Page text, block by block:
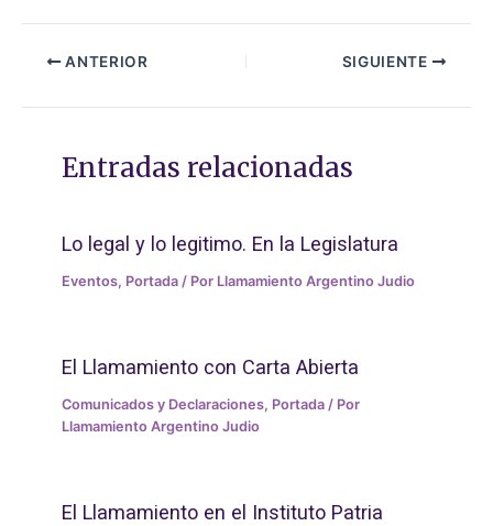
ANTERIOR SIGUIENTE
Entradas relacionadas
Lo legal y lo legitimo. En la Legislatura
Eventos, Portada / Por Llamamiento Argentino Judio
El Llamamiento con Carta Abierta
Comunicados y Declaraciones, Portada / Por
Llamamiento Argentino Judio
El Llamamiento en el Instituto Patria